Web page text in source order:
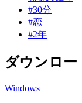
#30分
#恋
#2年
ダウンロー
Windows